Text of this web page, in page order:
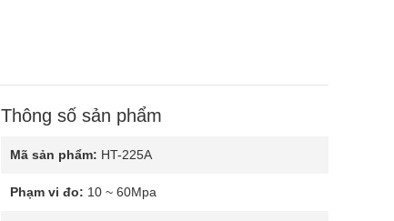
Thông số sản phẩm
Mã sản phẩm: HT-225A
Phạm vi đo: 10 ~ 60Mpa